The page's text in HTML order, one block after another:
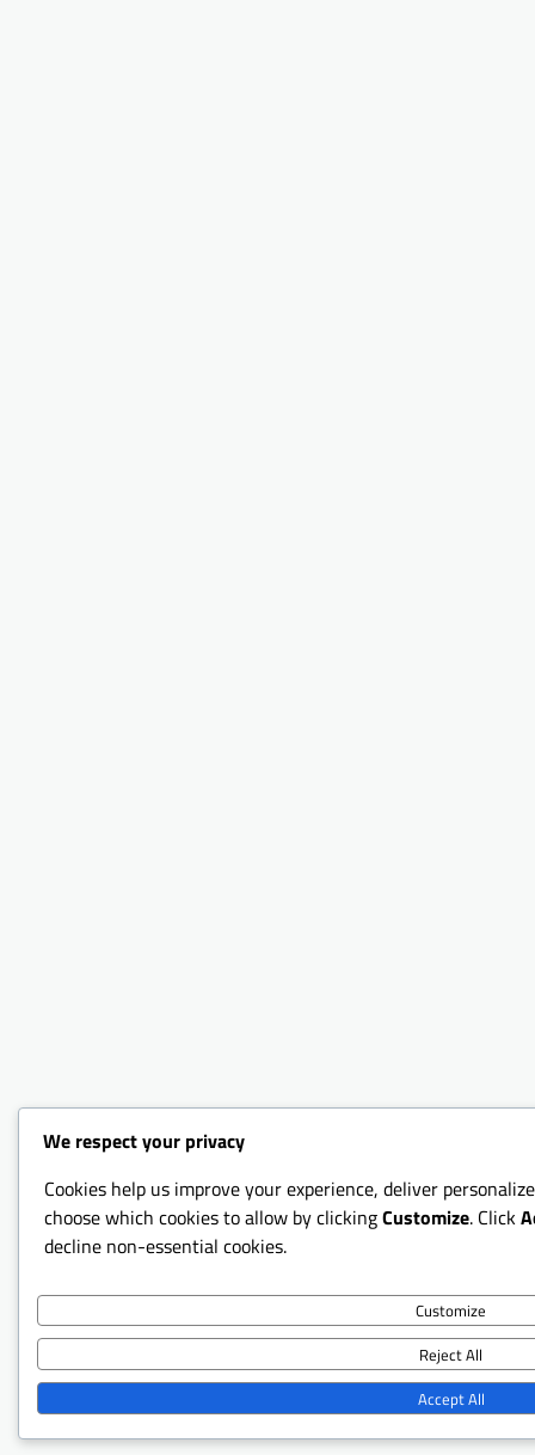
We respect your privacy
Cookies help us improve your experience, deliver
choose which cookies to allow by clickingCustomize. Click
decline non-essential cookies.
Customize
Reject All
Accept All